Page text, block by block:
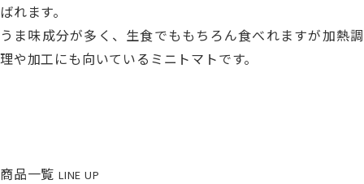
ばれます。
うま味成分が多く、生食でももちろん食べれますが加熱調
理や加工にも向いているミニトマトです。
商品一覧 LINE UP